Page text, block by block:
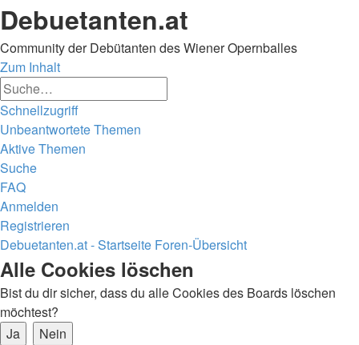
Debuetanten.at
Community der Debütanten des Wiener Opernballes
Zum Inhalt
Schnellzugriff
Unbeantwortete Themen
Aktive Themen
Suche
FAQ
Anmelden
Registrieren
Debuetanten.at - Startseite Foren-Übersicht
Suche
Alle Cookies löschen
Bist du dir sicher, dass du alle Cookies des Boards löschen
möchtest?